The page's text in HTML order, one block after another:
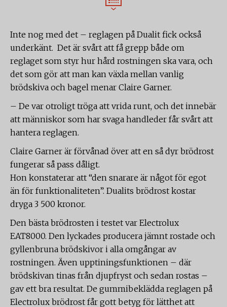
Inte nog med det – reglagen på Dualit fick också
underkänt. Det är svårt att få grepp både om
reglaget som styr hur hård rostningen ska vara, och
det som gör att man kan växla mellan vanlig
brödskiva och bagel menar Claire Garner.
– De var otroligt tröga att vrida runt, och det innebär
att människor som har svaga handleder får svårt att
hantera reglagen.
Claire Garner är förvånad över att en så dyr brödrost
fungerar så pass dåligt.
Hon konstaterar att “den snarare är något för egot
än för funktionaliteten”. Dualits brödrost kostar
dryga 3 500 kronor.
Den bästa brödrosten i testet var Electrolux
EAT8000. Den lyckades producera jämnt rostade och
gyllenbruna brödskivor i alla omgångar av
rostningen. Även upptiningsfunktionen – där
brödskivan tinas från djupfryst och sedan rostas –
gav ett bra resultat. De gummibeklädda reglagen på
Electrolux brödrost får gott betyg för lätthet att